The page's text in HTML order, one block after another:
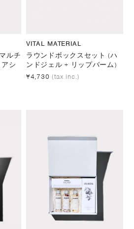
ルチ
シ
VITAL MATERIAL
ラウンドボックスセット (ハ
ンドジェル + リップバーム)
¥4,730 (tax inc.)